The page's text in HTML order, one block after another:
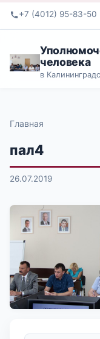
+7 (4012) 95-83-50
человека
в
Главная
пал4
26.07.2019